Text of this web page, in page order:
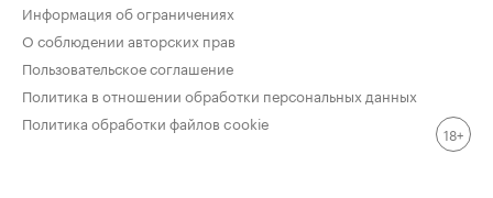
Информация об ограничениях
О соблюдении авторских прав
Пользовательское соглашение
Политика в отношении обработки персональных данных
Политика обработки файлов cookie
18+